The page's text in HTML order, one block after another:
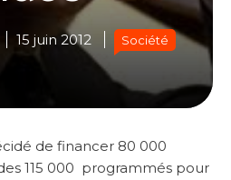
15 juin 2012 Société
de financer 80 000
115 000 programmés pour